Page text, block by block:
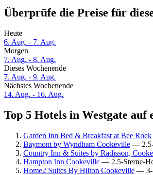
Überprüfe die Preise für
Heute
6. Aug. - 7. Aug.
Morgen
7. Aug. - 8. Aug.
Dieses Wochenende
7. Aug. - 9. Aug.
Nächstes Wochenende
14. Aug. - 16. Aug.
Top 5 Hotels in Westgate auf
Garden Inn Bed & Breakfast at Bee Rock
Baymont by Wyndham Cookeville — 2.5-
Country Inn & Suites by Radisson,
Hampton Inn Cookeville — 2.5-Sterne-
Home2 Suites By Hilton Cookeville — 3-